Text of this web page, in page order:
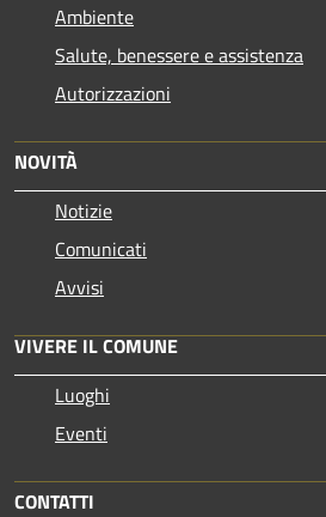
Ambiente
Salute, benessere e assistenza
Autorizzazioni
NOVITÀ
Notizie
Comunicati
Avvisi
VIVERE IL COMUNE
Luoghi
Eventi
CONTATTI